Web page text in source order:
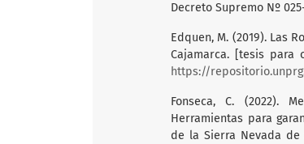
Decreto Supremo Nº
Edquen, M. (2019). Las
Cajamarca. [tesis para
https://
Fonseca, C. (2022).
Herramientas para
de la Sierra Nevada